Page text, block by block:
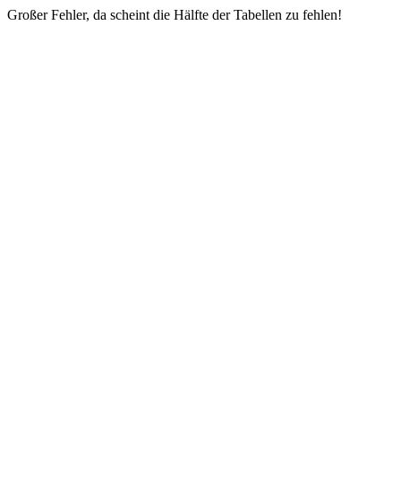
Großer Fehler, da scheint die Hälfte der Tabellen zu fehlen!